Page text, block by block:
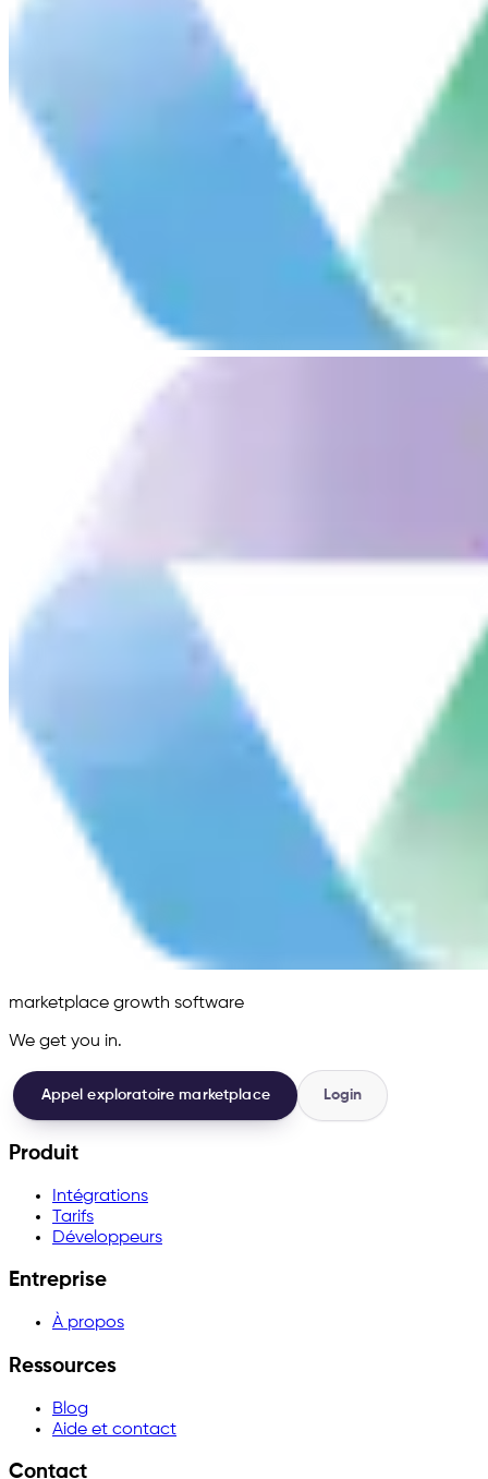
marketplace growth software
We get you in.
Appel exploratoire marketplace Login
Produit
Intégrations
Tarifs
Développeurs
Entreprise
À propos
Ressources
Blog
Aide et contact
Contact